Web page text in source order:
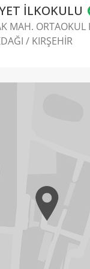
İLKOKULU
MAH. ORTAOKUL
/ KIRŞEHİR